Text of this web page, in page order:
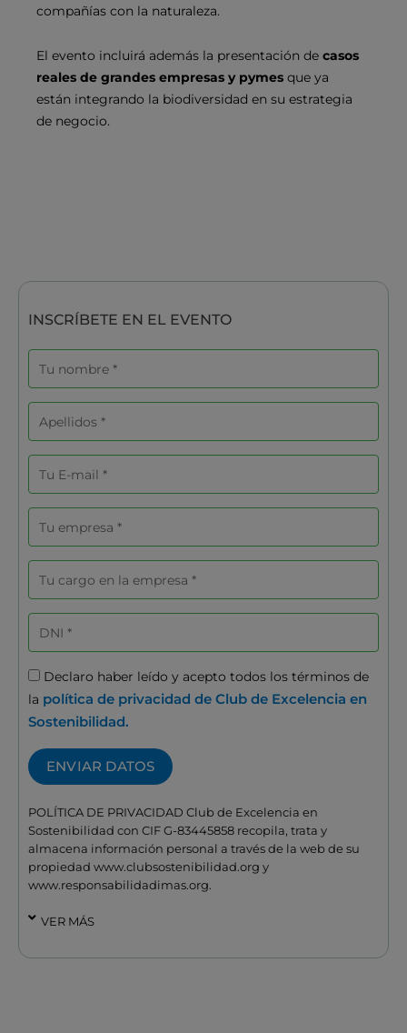
compañías con la naturaleza.
El evento incluirá además la presentación de casos
reales de grandes empresas y pymes que ya
están integrando la biodiversidad en su estrategia
de negocio.
INSCRÍBETE EN EL EVENTO
Nombre
Apellidos
Correo
electrónico
Empresa
Cargo
en
la
DNI
Aceptación
Declaro haber leído y acepto todos los términos de
la política de privacidad de Club de Excelencia en
Sostenibilidad.
ENVIAR DATOS
POLÍTICA DE PRIVACIDAD Club de Excelencia en
Sostenibilidad con CIF G-83445858 recopila, trata y
almacena información personal a través de la web de su
propiedad www.clubsostenibilidad.org y
www.responsabilidadimas.org.
VER MÁS